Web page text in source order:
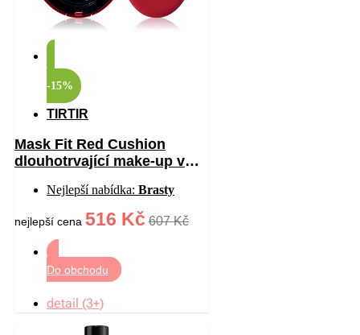
-15%
TIRTIR
Mask Fit Red Cushion
dlouhotrvající make-up v
ochranou odstín 17W
French Vanilla 18 g
Nejlepší nabídka: Brasty
nejlepší cena 516 Kč 607 Kč
Do obchodu
detail (3+)